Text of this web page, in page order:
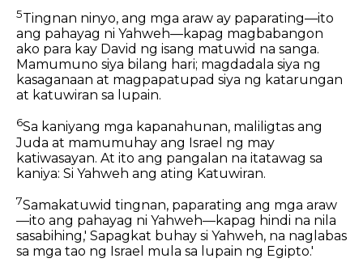
5Tingnan ninyo, ang mga araw ay paparating—ito
ang pahayag ni Yahweh—kapag magbabangon
ako para kay David ng isang matuwid na sanga.
Mamumuno siya bilang hari; magdadala siya ng
kasaganaan at magpapatupad siya ng katarungan
at katuwiran sa lupain.
6Sa kaniyang mga kapanahunan, maliligtas ang
Juda at mamumuhay ang Israel ng may
katiwasayan. At ito ang pangalan na itatawag sa
kaniya: Si Yahweh ang ating Katuwiran.
7Samakatuwid tingnan, paparating ang mga araw
—ito ang pahayag ni Yahweh—kapag hindi na nila
sasabihing,' Sapagkat buhay si Yahweh, na naglabas
sa mga tao ng Israel mula sa lupain ng Egipto.'